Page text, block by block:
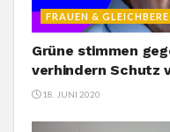
FRAUEN &
Grüne stimmen
verhindern Schutz
18. JUNI 2020